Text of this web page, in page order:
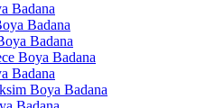
Badana
Badana
Badana
Boya Badana
Badana
Boya Badana